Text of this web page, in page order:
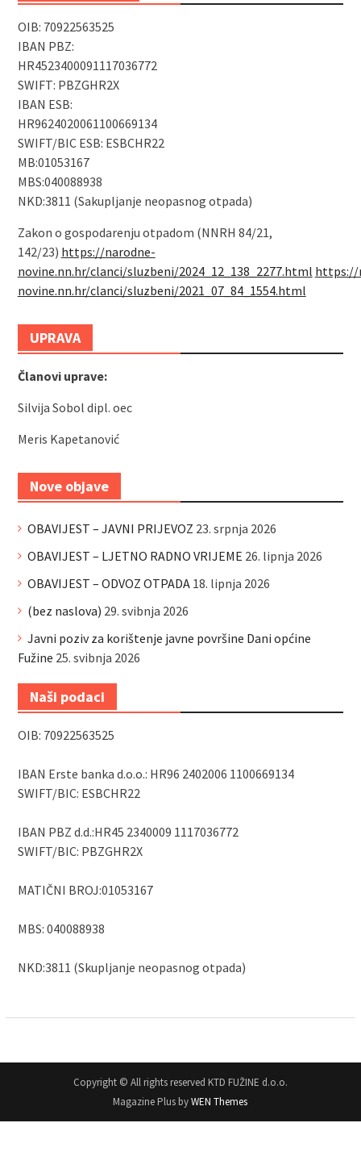
OIB: 70922563525
IBAN PBZ:
HR4523400091117036772
SWIFT: PBZGHR2X
IBAN ESB:
HR9624020061100669134
SWIFT/BIC ESB: ESBCHR22
MB:01053167
MBS:040088938
NKD:3811 (Sakupljanje neopasnog otpada)
Zakon o gospodarenju otpadom (NNRH 84/21,
142/23) https://narodne-
novine.nn.hr/clanci/sluzbeni/2024_12_138_2277.html https://
novine.nn.hr/clanci/sluzbeni/2021_07_84_1554.html
UPRAVA
Članovi uprave:
Silvija Sobol dipl. oec
Meris Kapetanović
Nove objave
OBAVIJEST – JAVNI PRIJEVOZ 23. srpnja 2026
OBAVIJEST – LJETNO RADNO VRIJEME 26. lipnja 2026
OBAVIJEST – ODVOZ OTPADA 18. lipnja 2026
(bez naslova) 29. svibnja 2026
Javni poziv za korištenje javne površine Dani općine
Fužine 25. svibnja 2026
Naši podaci
OIB: 70922563525
IBAN Erste banka d.o.o.: HR96 2402006 1100669134
SWIFT/BIC: ESBCHR22
IBAN PBZ d.d.:HR45 2340009 1117036772
SWIFT/BIC: PBZGHR2X
MATIČNI BROJ:01053167
MBS: 040088938
NKD:3811 (Skupljanje neopasnog otpada)
Copyright © All rights reserved KTD FUŽINE d.o.o.
Magazine Plus byWEN Themes